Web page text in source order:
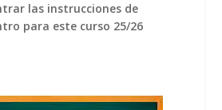
las instrucciones de
para este curso 25/26